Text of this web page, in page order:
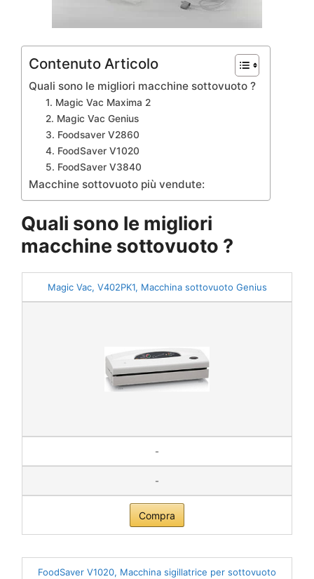
Contenuto Articolo
Quali sono le migliori macchine sottovuoto ?
1. Magic Vac Maxima 2
2. Magic Vac Genius
3. Foodsaver V2860
4. FoodSaver V1020
5. FoodSaver V3840
Macchine sottovuoto più vendute:
Quali sono le migliori
macchine sottovuoto ?
Magic Vac, V402PK1, Macchina sottovuoto Genius
-
-
Compra
FoodSaver V1020, Macchina sigillatrice per sottovuoto